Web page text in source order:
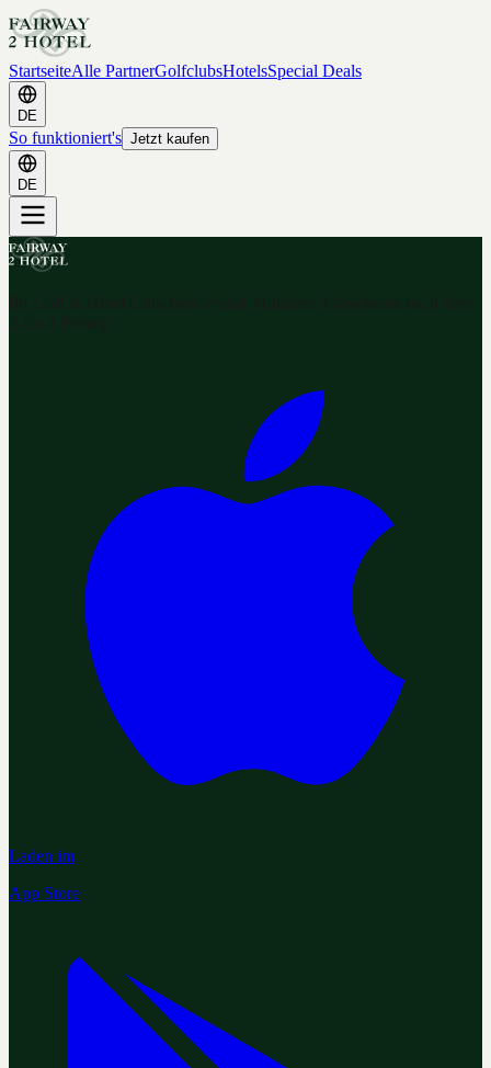
StartseiteAlle PartnerGolfclubsHotelsSpecial Deals
DE
So funktioniert's Jetzt kaufen
DE
Laden im
App Store